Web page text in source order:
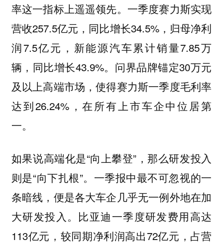
率这一指标上遥遥领先。一季度赛力斯实现
营收257.5亿元，同比增长34.5%，归母净利
润7.5亿元，新能源汽车累计销量7.85万
辆，同比增长43.9%。问界品牌锚定30万元
及以上高端市场，使得赛力斯一季度毛利率
达到26.24%，在所有上市车企中位居第
一。
如果说高端化是“向上攀登”，那么研发投入
则是“向下扎根”。一季报中最不可忽视的一
条暗线，便是各大车企几乎无一例外地在加
大研发投入。比亚迪一季度研发费用高达
113亿元，较同期净利润高出72亿元，占营